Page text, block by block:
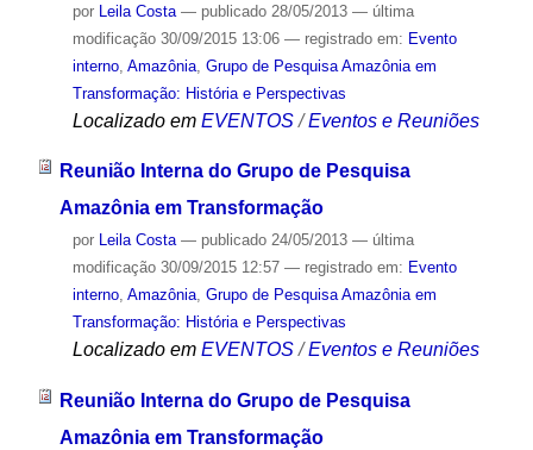
por Leila Costa — publicado28/05/2013 — última
modificação30/09/2015 13:06 — registrado em: Evento
interno, Amazônia, Grupo de Pesquisa Amazônia em
Transformação: História e Perspectivas
Localizado em EVENTOS /Eventos e Reuniões
Reunião Interna do Grupo de Pesquisa
Amazônia em Transformação
por Leila Costa — publicado24/05/2013 — última
modificação30/09/2015 12:57 — registrado em: Evento
interno, Amazônia, Grupo de Pesquisa Amazônia em
Transformação: História e Perspectivas
Localizado em EVENTOS /Eventos e Reuniões
Reunião Interna do Grupo de Pesquisa
Amazônia em Transformação